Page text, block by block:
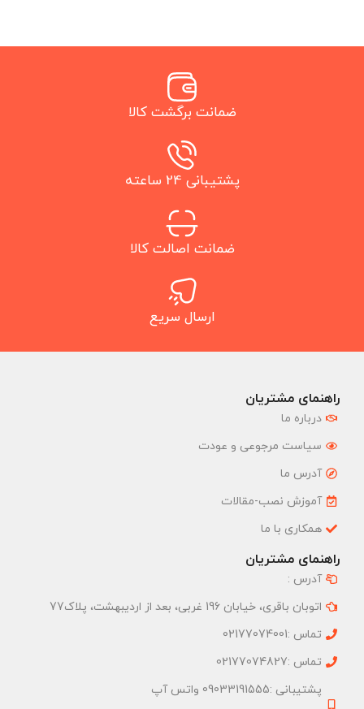
ضمانت برگشت کالا
پشتیبانی 24 ساعته
ضمانت اصالت کالا
ارسال سریع
راهنمای مشتریان
درباره ما
سیاست مرجوعی و عودت
آدرس ما
آموزش نصب-مقالات
همکاری با ما
راهنمای مشتریان
آدرس :
اتوبان باقری، خیابان 196 غربی، بعد از اردیبهشت، پلاک77
تماس :02177074001
تماس :02177074827
پشتیبانی :09033191555 واتس آپ